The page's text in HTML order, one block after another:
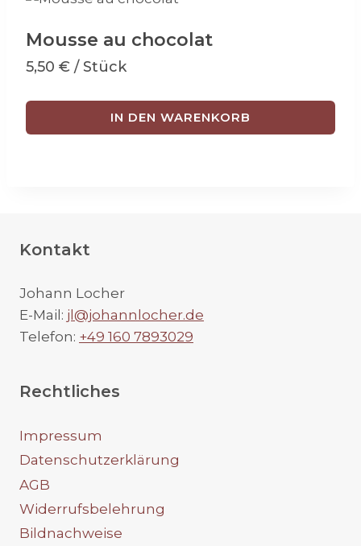
Mousse au chocolat
5,50 € / Stück
IN DEN WARENKORB
Kontakt
Johann Locher
E-Mail: jl@johannlocher.de
Telefon: +49 160 7893029
Rechtliches
Impressum
Datenschutzerklärung
AGB
Widerrufsbelehrung
Bildnachweise